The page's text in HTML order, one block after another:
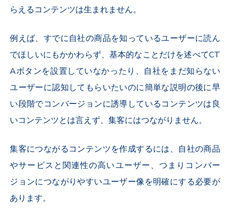
らえるコンテンツは生まれません。
例えば、すでに自社の商品を知っているユーザーに読ん
でほしいにもかかわらず、基本的なことだけを述べてCT
Aボタンを設置していなかったり、自社をまだ知らない
ユーザーに認知してもらいたいのに簡単な説明の後に早
い段階でコンバージョンに誘導しているコンテンツは良
いコンテンツとは言えず、集客にはつながりません。
集客につながるコンテンツを作成するには、自社の商品
やサービスと関連性の高いユーザー、つまりコンバー
ジョンにつながりやすいユーザー像を明確にする必要が
あります。